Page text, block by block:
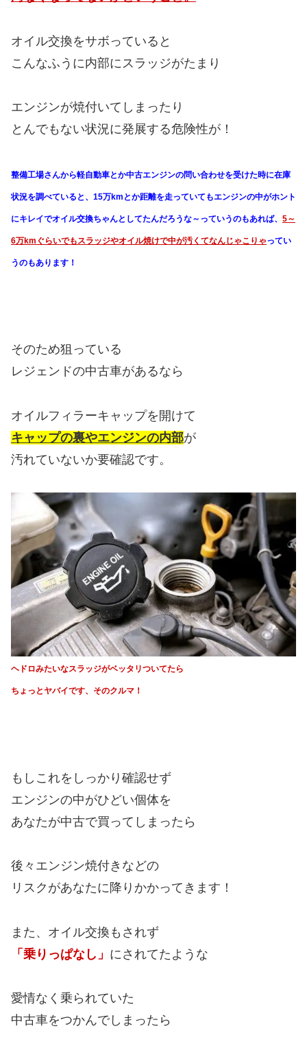
オイル交換をサボっていると
こんなふうに内部にスラッジがたまり
エンジンが焼付いてしまったり
とんでもない状況に発展する危険性が！
整備工場さんから軽自動車とか中古エンジンの問い合わせを受けた時に在庫
状況を調べていると、15万kmとか距離を走っていてもエンジンの中がホント
にキレイでオイル交換ちゃんとしてたんだろうな～っていうのもあれば、 5～
6万kmぐらいでもスラッジやオイル焼けで中が汚くてなんじゃこりゃってい
うのもあります！
そのため狙っている
レジェンドの中古車があるなら
オイルフィラーキャップを開けて
キャップの裏やエンジンの内部が
汚れていないか要確認です。
ヘドロみたいなスラッジがベッタリついてたら
ちょっとヤバイです、そのクルマ！
もしこれをしっかり確認せず
エンジンの中がひどい個体を
あなたが中古で買ってしまったら
後々エンジン焼付きなどの
リスクがあなたに降りかかってきます！
また、オイル交換もされず
「乗りっぱなし」 にされてたような
愛情なく乗られていた
中古車をつかんでしまったら